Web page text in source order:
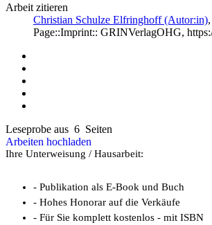
Arbeit zitieren
Christian Schulze Elfringhoff (Autor:in)
Page::Imprint:: GRINVerlagOHG,
Leseprobe aus 6 Seiten
Arbeiten hochladen
Ihre Unterweisung / Hausarbeit:
- Publikation als E-Book und Buch
- Hohes Honorar auf die Verkäufe
- Für Sie komplett kostenlos - mit ISBN